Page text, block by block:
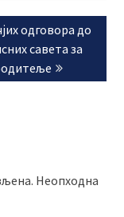
одговора до
савета за
Неопходна